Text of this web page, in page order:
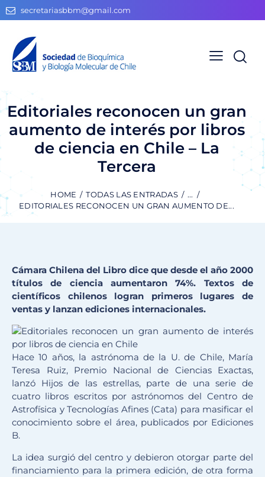
secretariasbbm@gmail.com
Editoriales reconocen un gran
aumento de interés por libros
de ciencia en Chile – La
Tercera
HOME TODAS LAS ENTRADAS
...
EDITORIALES RECONOCEN UN GRAN AUMENTO DE...
Cámara Chilena del Libro dice que desde el año 2000
títulos de ciencia aumentaron 74%. Textos de
científicos chilenos logran primeros lugares de
ventas y lanzan ediciones internacionales.
Hace 10 años, la astrónoma de la U. de Chile, María
Teresa Ruiz, Premio Nacional de Ciencias Exactas,
lanzó Hijos de las estrellas, parte de una serie de
cuatro libros escritos por astrónomos del Centro de
Astrofísica y Tecnologías Afines (Cata) para masificar el
conocimiento sobre el área, publicados por Ediciones
B.
La idea surgió del centro y debieron otorgar parte del
financiamiento para la primera edición, de otra forma